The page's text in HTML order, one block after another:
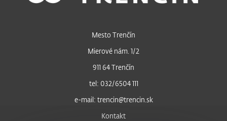
Mesto Trenčín
Mierové nám. 1/2
911 64 Trenčín
tel: 032/6504 111
e-mail: trencin@trencin.sk
Kontakt